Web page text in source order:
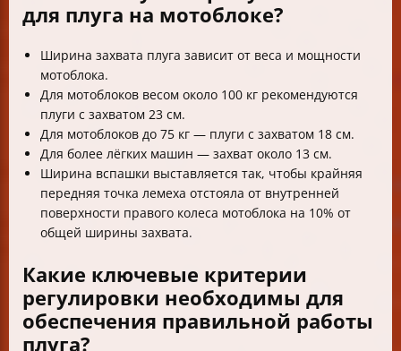
для плуга на мотоблоке?
Ширина захвата плуга зависит от веса и мощности
мотоблока.
Для мотоблоков весом около 100 кг рекомендуются
плуги с захватом 23 см.
Для мотоблоков до 75 кг — плуги с захватом 18 см.
Для более лёгких машин — захват около 13 см.
Ширина вспашки выставляется так, чтобы крайняя
передняя точка лемеха отстояла от внутренней
поверхности правого колеса мотоблока на 10% от
общей ширины захвата.
Какие ключевые критерии
регулировки необходимы для
обеспечения правильной работы
плуга?